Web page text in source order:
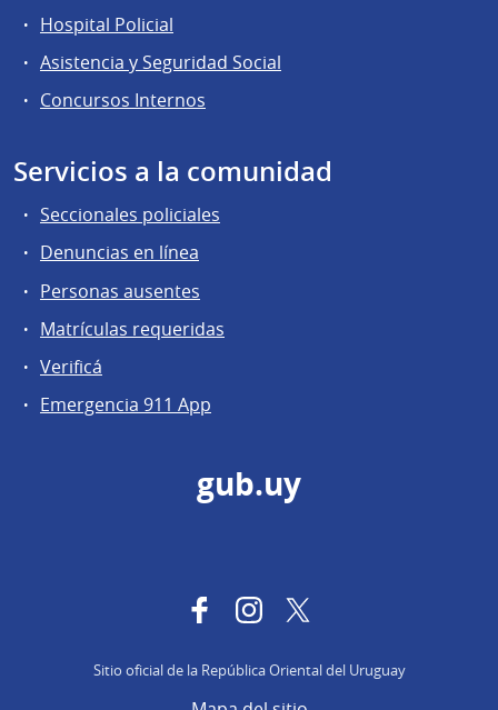
Hospital Policial
Asistencia y Seguridad Social
Concursos Internos
Servicios a la comunidad
Seccionales policiales
Denuncias en línea
Personas ausentes
Matrículas requeridas
Verificá
Emergencia 911 App
gub.uy
FacebookInstagram
Sitio oficial de la República Oriental del Uruguay